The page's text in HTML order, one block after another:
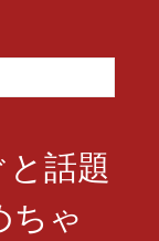
と話題
ちゃ